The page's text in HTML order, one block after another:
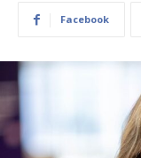
Facebook